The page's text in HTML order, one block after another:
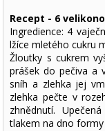
Recept - 6
Ingredience: 4
lžíce mletého cukru
Žloutky s cukrem
prášek do pečiva a
sníh a zlehka jej
zlehka pečte v
zhnědnutí.
tlakem na dno